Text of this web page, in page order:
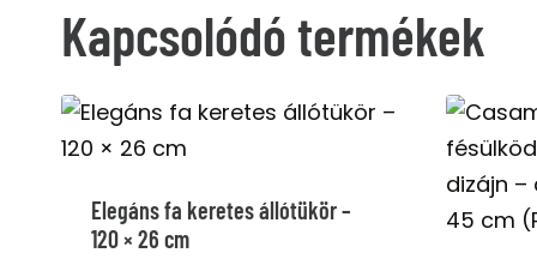
Kapcsolódó termékek
Elegáns fa keretes állótükör –
120 × 26 cm